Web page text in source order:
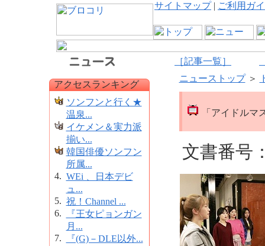
サイトマップ| ご利用ガ
［記事一覧］
アクセスランキング
ソンフンと行く★
温泉...
イケメン＆実力派
揃い...
韓国俳優ソンフン
所属...
4. WEi 、日本デビ
ュ...
5. 祝！Channel ...
6.
『王女ピョンガン
月...
7.
『(G)－DLE以外...
ニューストップ＞
「アイドルマ
文書番号